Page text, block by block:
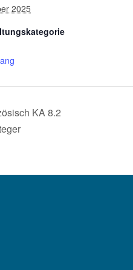
2025
KA 8.2